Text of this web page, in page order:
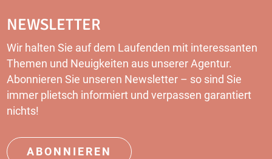
NEWSLETTER
Wir halten Sie auf dem Laufenden mit interessanten
Themen und Neuigkeiten aus unserer Agentur.
Abonnieren Sie unseren Newsletter – so sind Sie
immer plietsch informiert und verpassen garantiert
nichts!
ABONNIEREN